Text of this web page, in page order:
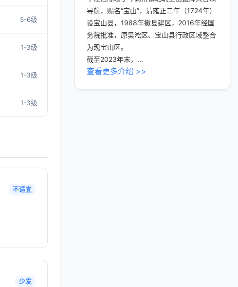
5-6级
1-3级
1-3级
1-3级
不适宜
少发
导航，赐名“宝山”，清雍正二年（1724年）
设宝山县，1988年撤县建区，2016年经国
务院批准，原吴淞区、宝山县行政区域整合
为现宝山区。
截至2023年末，...
查看更多介绍 >>